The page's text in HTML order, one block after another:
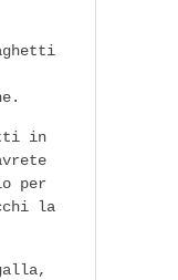
in
per
la